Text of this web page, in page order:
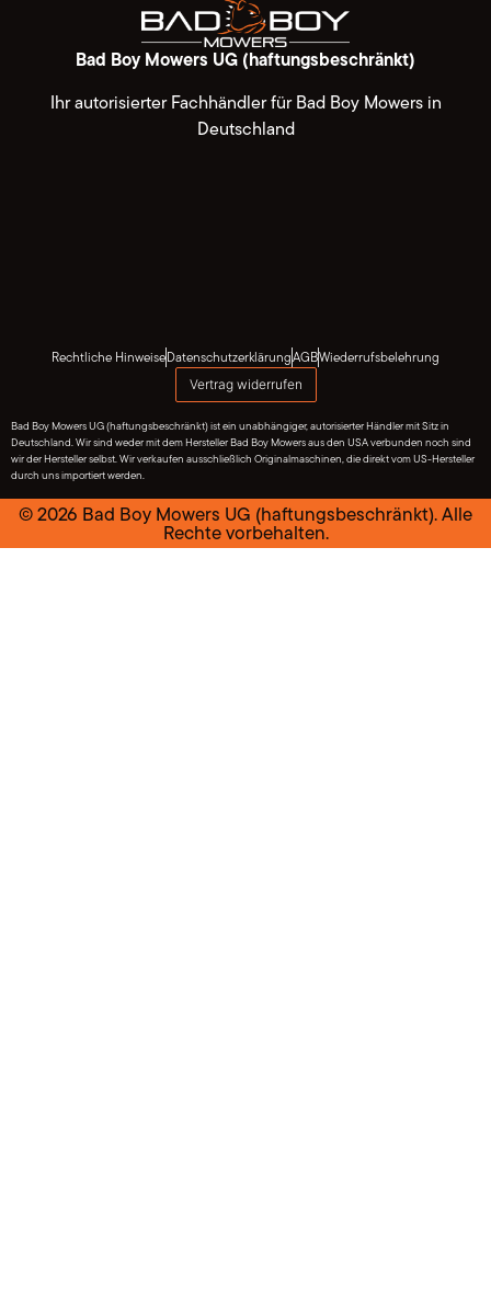
Bad Boy Mowers UG (haftungsbeschränkt)
Ihr autorisierter Fachhändler für Bad Boy Mowers in
Deutschland
Rechtliche HinweiseDatenschutzerklärungAGBWiederrufsbelehrung
Vertrag widerrufen
Bad Boy Mowers UG (haftungsbeschränkt) ist ein unabhängiger, autorisierter Händler mit Sitz in
Deutschland. Wir sind weder mit dem Hersteller Bad Boy Mowers aus den USA verbunden noch sind
wir der Hersteller selbst. Wir verkaufen ausschließlich Originalmaschinen, die direkt vom US-Hersteller
durch uns importiert werden.
© 2026 Bad Boy Mowers UG (haftungsbeschränkt). Alle
Rechte vorbehalten.